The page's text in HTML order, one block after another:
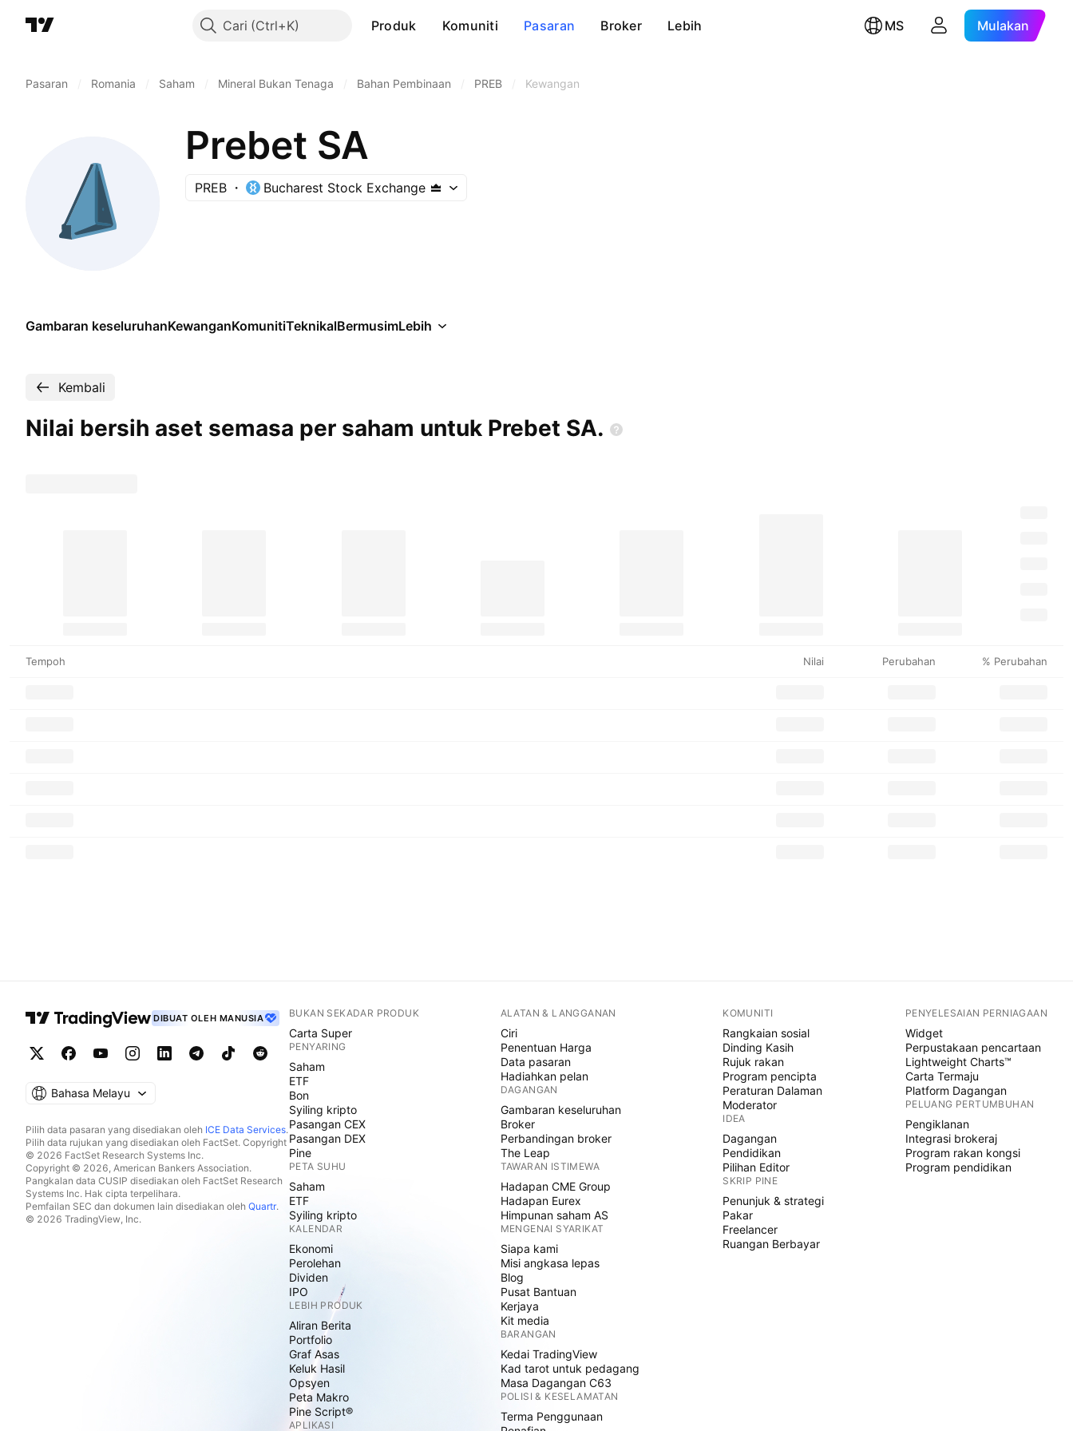
Cari Produk Komuniti Pasaran Broker Lebih MS Mulakan
Pasaran Romania Saham Mineral Bukan Tenaga Bahan Pembinaan PREB Kewangan
Prebet SA
PREB Bucharest Stock Exchange
Gambaran keseluruhanKewanganKomunitiTeknikalBermusimLebih
Kembali
Nilai bersih aset semasa per saham untuk Prebet SA.
Tempoh Nilai Perubahan % Perubahan
DIBUAT OLEH MANUSIA
Bahasa Melayu
Pilih data pasaran yang disediakan oleh ICE Data Services.
Pilih data rujukan yang disediakan oleh FactSet. Copyright
© 2026 FactSet Research Systems Inc.
Copyright © 2026, American Bankers Association.
Pangkalan data CUSIP disediakan oleh FactSet Research
Systems Inc. Hak cipta terpelihara.
Pemfailan SEC dan dokumen lain disediakan oleh Quartr.
© 2026 TradingView, Inc.
BUKAN SEKADAR PRODUK
Carta Super
PENYARING
Saham
ETF
Bon
Syiling kripto
Pasangan CEX
Pasangan DEX
Pine
PETA SUHU
Saham
ETF
Syiling kripto
KALENDAR
Ekonomi
Perolehan
Dividen
IPO
LEBIH PRODUK
Aliran Berita
Portfolio
Graf Asas
Keluk Hasil
Opsyen
Peta Makro
Pine Script®
APLIKASI
ALATAN & LANGGANAN
Ciri
Penentuan Harga
Data pasaran
Hadiahkan pelan
DAGANGAN
Gambaran keseluruhan
Broker
Perbandingan broker
The Leap
TAWARAN ISTIMEWA
Hadapan CME Group
Hadapan Eurex
Himpunan saham AS
MENGENAI SYARIKAT
Siapa kami
Misi angkasa lepas
Blog
Pusat Bantuan
Kerjaya
Kit media
BARANGAN
Kedai TradingView
Kad tarot untuk pedagang
Masa Dagangan C63
POLISI & KESELAMATAN
Terma Penggunaan
KOMUNITI
Rangkaian sosial
Dinding Kasih
Rujuk rakan
Program pencipta
Peraturan Dalaman
Moderator
IDEA
Dagangan
Pendidikan
Pilihan Editor
SKRIP PINE
Penunjuk & strategi
Pakar
Freelancer
Ruangan Berbayar
PENYELESAIAN PERNIAGAAN
Widget
Perpustakaan pencartaan
Lightweight Charts™
Carta Termaju
Platform Dagangan
PELUANG PERTUMBUHAN
Pengiklanan
Integrasi brokeraj
Program rakan kongsi
Program pendidikan